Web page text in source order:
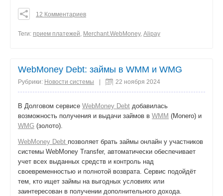
0
12 Комментариев
Теги: прием платежей, Merchant.WebMoney, Alipay
WebMoney Debt: займы в WMM и WMG
Рубрики: Новости системы 22 ноября 2024
В Долговом сервисе WebMoney Debt добавилась
возможность получения и выдачи займов в WMM (Monero) и
WMG (золото).
WebMoney Debt позволяет брать займы онлайн у участников
системы WebMoney Transfer, автоматически обеспечивает
учет всех выданных средств и контроль над
своевременностью и полнотой возврата. Сервис подойдёт
тем, кто ищет займы на выгодных условиях или
заинтересован в получении дополнительного дохода.